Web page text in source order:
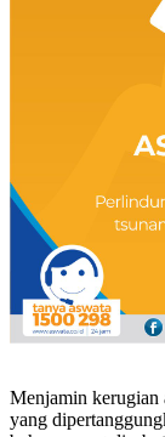
Menjamin kerugian
yang